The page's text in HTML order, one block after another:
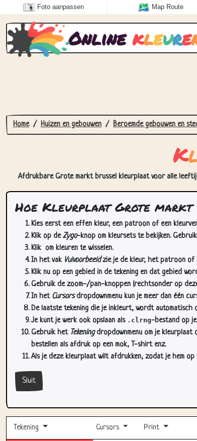
Foto aanpassen Map Route
Online kleure
Home Huizen en gebouwen Beroemde gebouwen en
K
Afdrukbare Grote markt brussel kleurplaat voor alle
Hoe Kleurplaat Grote
Kies eerst een effen kleur, een patroon of een
Klik op deZygo-knop om kleursets te bekijken.
Klik om kleuren te wisselen.
In het vak Vulvoorbeeldzie je de kleur, het patroon of
Klik nu op een gebied in de tekening en dat gebied
Gebruik de zoom-/pan-knoppen (rechtsonder op
In het Cursorsdropdownmenu kun je meer dan één
De laatste tekening die je inkleurt, wordt automatisch
Je kunt je werk ook opslaan als .clrng-bestand op
Gebruik het Tekeningdropdownmenu om je kleurplaat
bestellen als afdruk op een mok, T-shirt enz.
Als je deze kleurplaat wilt afdrukken, zodat je hem
Sluit
Tekening Cursors Print